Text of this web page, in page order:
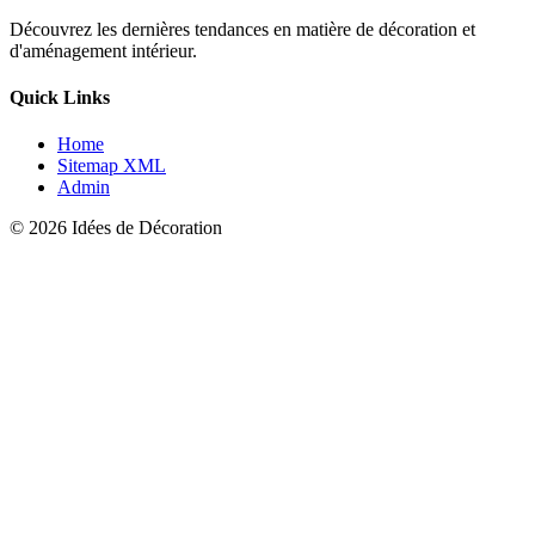
Découvrez les dernières tendances en matière de décoration et
d'aménagement intérieur.
Quick Links
Home
Sitemap XML
Admin
© 2026 Idées de Décoration